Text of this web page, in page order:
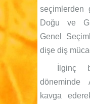
seçimlerden
Doğu ve
Genel
dişe diş
İlginç
döneminde
kavga